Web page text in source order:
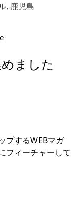
, 鹿児島
ました
プするWEBマガ
フィーチャーして